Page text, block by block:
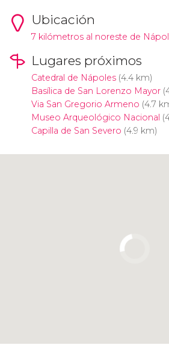
Ubicación
7 kilómetros al noreste de
Lugares próximos
Catedral de Nápoles(4.4 km)
Basílica de San Lorenzo Mayor
Via San Gregorio Armeno (4.7
Museo Arqueológico Nacional
Capilla de San Severo (4.9 km)